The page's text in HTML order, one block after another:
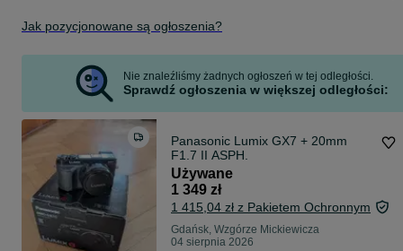
Jak pozycjonowane są ogłoszenia?
Nie znaleźliśmy żadnych ogłoszeń w tej odległości.
Sprawdź ogłoszenia w większej odległości:
Panasonic Lumix GX7 + 20mm
F1.7 II ASPH.
Używane
1 349 zł
1 415,04 zł z Pakietem Ochronnym
Gdańsk, Wzgórze Mickiewicza
04 sierpnia 2026